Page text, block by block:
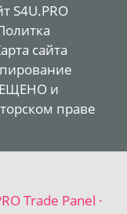
S4U.PRO
сайта
и
праве
Trade Panel ·